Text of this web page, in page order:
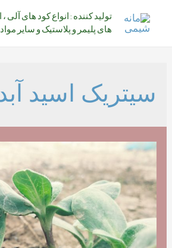
تولید کننده : انواع کود های آلی
های پلیمر و پلاستیک و سایر
سیتریک اسید